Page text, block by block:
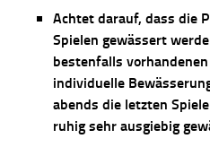
Achtet darauf, dass die
Spielen gewässert
bestenfalls
individuelle
abends die letzten
ruhig sehr ausgiebig